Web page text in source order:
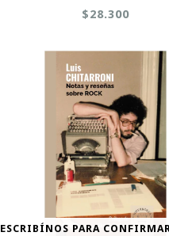
$28.300
ESCRIBÍNOS PARA